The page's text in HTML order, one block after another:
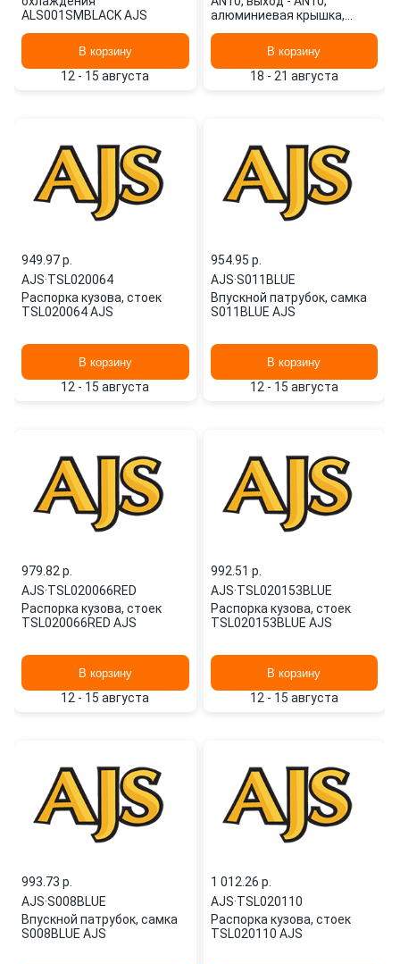
ALS001SMBLACK AJS
В корзину
12 - 15 августа
алюминиевая крышка,
алюминиевый AJS 9371SS
В корзину
18 - 21 августа
949.97 p.
AJS·TSL020064
Распорка кузова, стоек
TSL020064 AJS
В корзину
12 - 15 августа
954.95 p.
AJS·S011BLUE
Впускной патрубок, самка
S011BLUE AJS
В корзину
12 - 15 августа
979.82 p.
AJS·TSL020066RED
Распорка кузова, стоек
TSL020066RED AJS
В корзину
12 - 15 августа
992.51 p.
AJS·TSL020153BLUE
Распорка кузова, стоек
TSL020153BLUE AJS
В корзину
12 - 15 августа
993.73 p.
AJS·S008BLUE
Впускной патрубок, самка
S008BLUE AJS
1 012.26 p.
AJS·TSL020110
Распорка кузова, стоек
TSL020110 AJS